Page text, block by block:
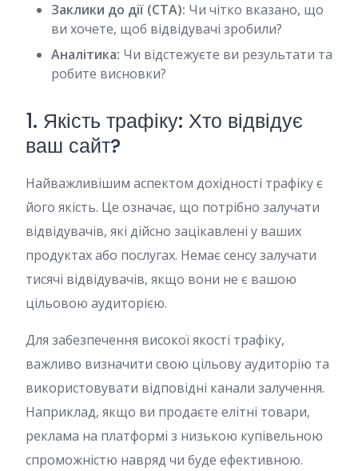
Заклики до дії (CTA): Чи чітко вказано, що
ви хочете, щоб відвідувачі зробили?
Аналітика: Чи відстежуєте ви результати та
робите висновки?
1. Якість трафіку: Хто відвідує
ваш сайт?
Найважливішим аспектом дохідності трафіку є
його якість. Це означає, що потрібно залучати
відвідувачів, які дійсно зацікавлені у ваших
продуктах або послугах. Немає сенсу залучати
тисячі відвідувачів, якщо вони не є вашою
цільовою аудиторією.
Для забезпечення високої якості трафіку,
важливо визначити свою цільову аудиторію та
використовувати відповідні канали залучення.
Наприклад, якщо ви продаєте елітні товари,
реклама на платформі з низькою купівельною
спроможністю навряд чи буде ефективною.